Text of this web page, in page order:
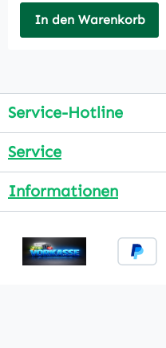
In den Warenkorb
Service-Hotline
Service
Informationen